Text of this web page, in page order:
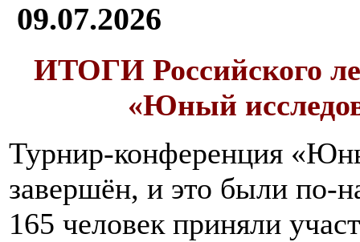
09.07.2026
ИТОГИ Российского
«Юный
Турнир-конференция
завершён, и это были по-
165 человек приняли